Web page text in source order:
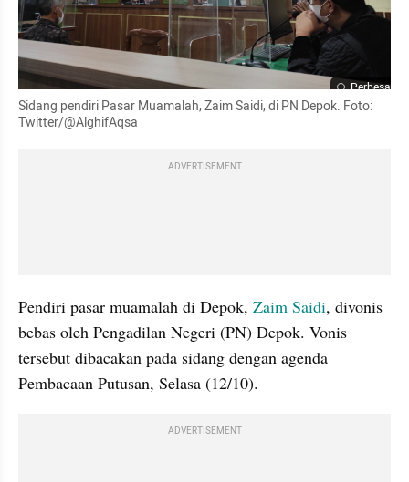
Perbesar
Sidang pendiri Pasar Muamalah, Zaim Saidi, di PN Depok. Foto:
Twitter/@AlghifAqsa
ADVERTISEMENT
Pendiri pasar muamalah di Depok, Zaim Saidi, divonis
bebas oleh Pengadilan Negeri (PN) Depok. Vonis
tersebut dibacakan pada sidang dengan agenda
Pembacaan Putusan, Selasa (12/10).
ADVERTISEMENT